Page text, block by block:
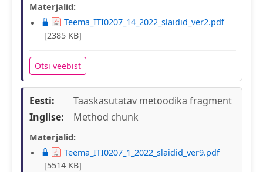
Materjalid:
Teema_ITI0207_14_2022_slaidid_ver2.pdf
[2385 KB]
Otsi veebist
Eesti:
Taaskasutatav metoodika fragment
Inglise:
Method chunk
Materjalid:
Teema_ITI0207_1_2022_slaidid_ver9.pdf
[5514 KB]